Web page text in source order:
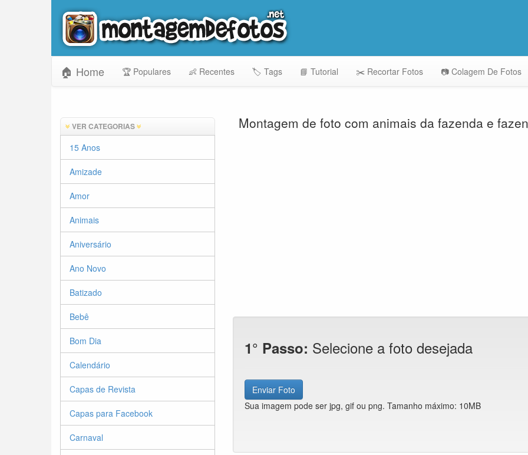
🏠 Home 🏆 Populares 👶 Recentes 🏷️ Tags 📘 Tutorial ✂️ Recortar Fotos 📷 Colagem De Fotos
VER CATEGORIAS
15 Anos
Amizade
Amor
Animais
Aniversário
Ano Novo
Batizado
Bebê
Bom Dia
Calendário
Capas de Revista
Capas para Facebook
Carnaval
Montagem de foto com animais da fazenda e
1° Passo: Selecione a foto desejada
Enviar Foto
Sua imagem pode ser jpg, gif ou png. Tamanho máximo: 10MB